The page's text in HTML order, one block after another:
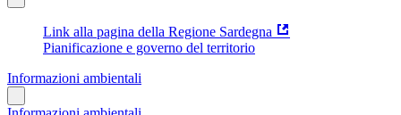
Link alla pagina della Regione Sardegna
Pianificazione e governo del territorio
Informazioni ambientali